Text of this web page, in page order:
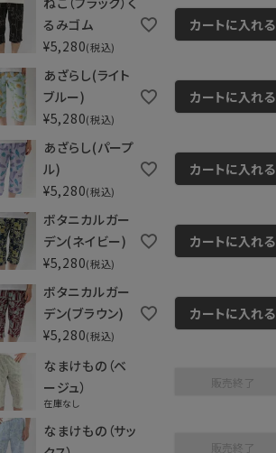
るみゴム
¥5,280 税込
カートに入れる
あざらし(ライト
ブルー)
¥5,280 税込
カートに入れる
あざらし(パープ
ル)
¥5,280 税込
カートに入れる
ボタニカルガー
デン(ネイビー)
¥5,280 税込
カートに入れる
ボタニカルガー
デン(ブラウン)
¥5,280 税込
カートに入れる
なまけもの（ベ
ージュ）
在庫なし
販売終了
なまけもの（サッ
販売終了